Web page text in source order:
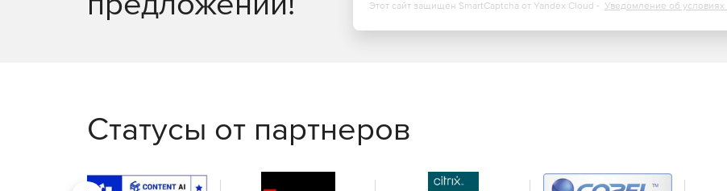
Резервное копирование и аварийное восстановление
Этот сайт защищен SmartCaptcha от Yandex Cloud - Уведомление об
Статусы от партнеров